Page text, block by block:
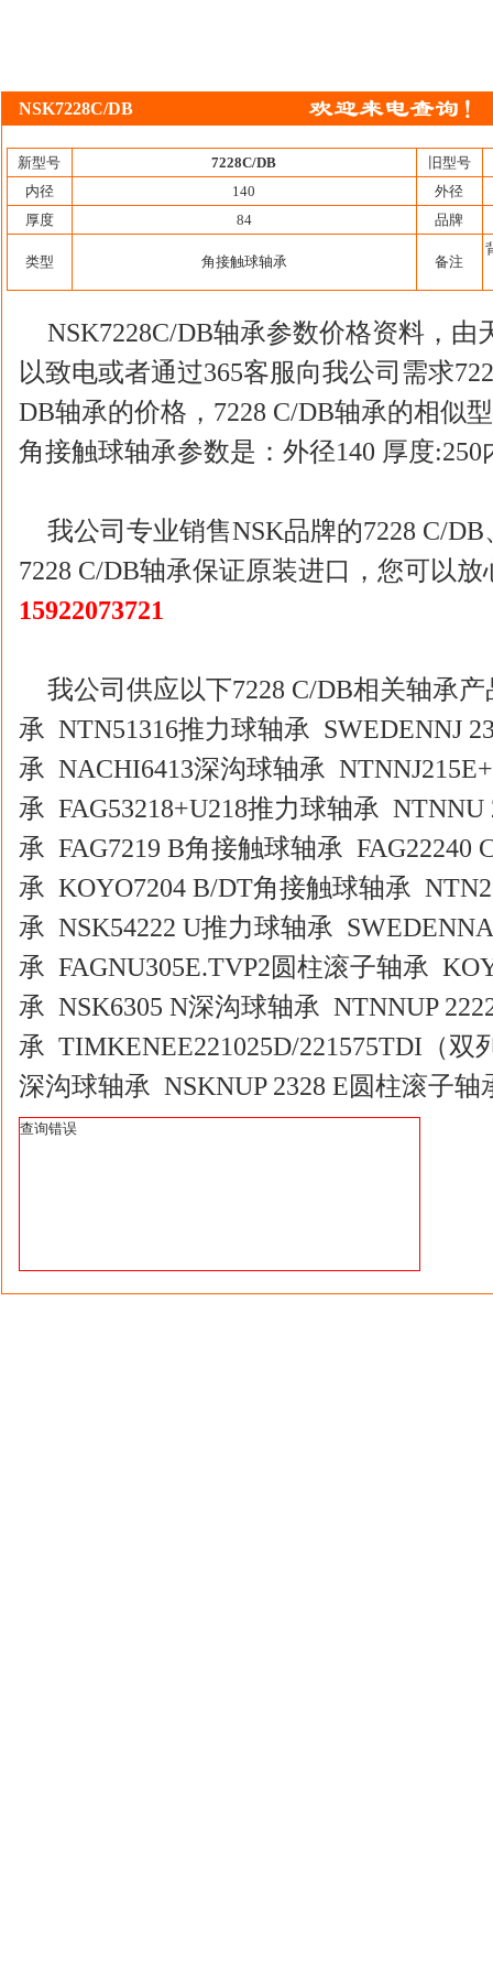
NSK7228C/DB
新型号 7228C/DB
旧型号
内径
140
外径
厚度
84 品牌
类型 角接触球轴承 备注
NSK7228C/DB轴承参数价格资料，
以致电或者通过365客服向我公司需求
DB轴承的价格，7228 C/DB轴承的相似
角接触球轴承参数是：外径140 厚度:250
我公司专业销售NSK品牌的7228 C/
7228 C/DB轴承保证原装进口，您可以
15922073721
我公司供应以下7228 C/DB相关轴承
承 NTN51316推力球轴承 SWEDENNJ
承 NACHI6413深沟球轴承
承 FAG53218+U218推力球轴承 NTNNU
承 FAG7219 B角接触球轴承 FAG22240
承 KOYO7204 B/DT角接触球轴承
承 NSK54222 U推力球轴承
承 FAGNU305E.TVP2圆柱滚子轴承
承 NSK6305 N深沟球轴承 NTNNUP
承 TIMKENEE221025D/221575TDI（双
深沟球轴承 NSKNUP 2328 E圆柱滚子
查询错误